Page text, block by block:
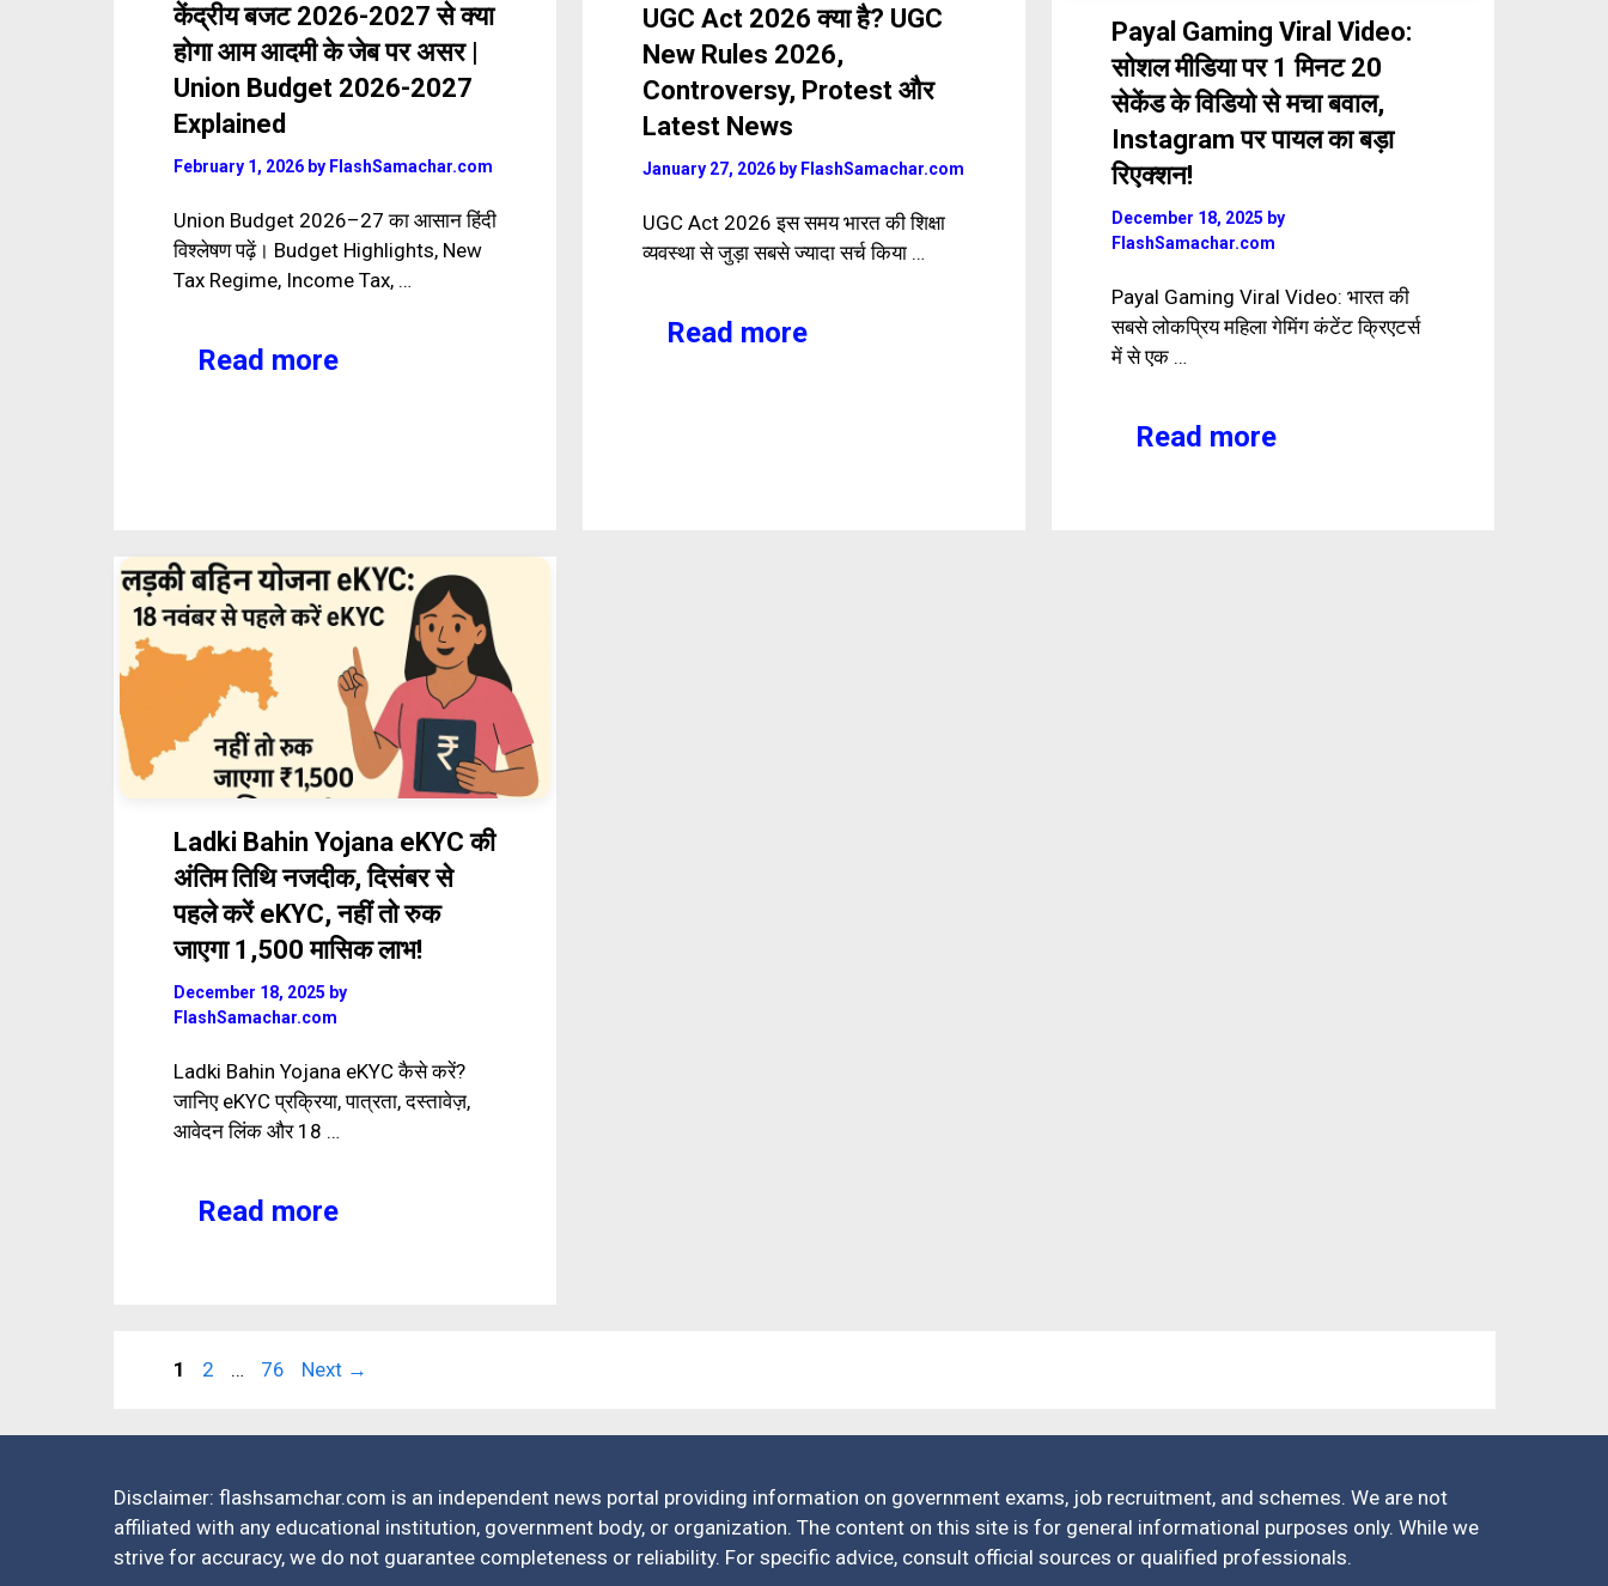
केंद्रीय बजट 2026-2027 से क्या
होगा आम आदमी के जेब पर असर |
Union Budget 2026-2027
Explained
February 1, 2026 by FlashSamachar.com
Union Budget 2026–27 का आसान हिंदी
विश्लेषण पढ़ें। Budget Highlights, New
Tax Regime, Income Tax, …
Read more
UGC Act 2026 क्या है? UGC
New Rules 2026,
Controversy, Protest और
Latest News
January 27, 2026 by FlashSamachar.com
UGC Act 2026 इस समय भारत की शिक्षा
व्यवस्था से जुड़ा सबसे ज्यादा सर्च किया …
Read more
Payal Gaming Viral Video:
सोशल मीडिया पर 1 मिनट 20
सेकेंड के विडियो से मचा बवाल,
Instagram पर पायल का बड़ा
रिएक्शन!
December 18, 2025 by
FlashSamachar.com
Payal Gaming Viral Video: भारत की
सबसे लोकप्रिय महिला गेमिंग कंटेंट क्रिएटर्स
में से एक …
Read more
Ladki Bahin Yojana eKYC की
अंतिम तिथि नजदीक, दिसंबर से
पहले करें eKYC, नहीं तो रुक
जाएगा ₹1,500 मासिक लाभ!
December 18, 2025 by
FlashSamachar.com
Ladki Bahin Yojana eKYC कैसे करें?
जानिए eKYC प्रक्रिया, पात्रता, दस्तावेज़,
आवेदन लिंक और 18 …
Read more
Page
1 Page
2 … Page
76 Next →
Disclaimer: flashsamchar.com is an independent news portal providing information on government exams, job recruitment, and schemes. We are not
affiliated with any educational institution, government body, or organization. The content on this site is for general informational purposes only. While we
strive for accuracy, we do not guarantee completeness or reliability. For specific advice, consult official sources or qualified professionals.